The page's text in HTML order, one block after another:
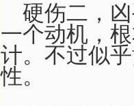
硬伤二，凶
一个动机，
计。不过似
性。